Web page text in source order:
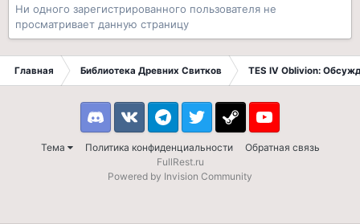
Ни одного зарегистрированного пользователя не
просматривает данную страницу
Главная Библиотека Древних Свитков TES IV Oblivion:
Тема Политика конфиденциальности Обратная связь
DiscordVK TelegramTwitter Steam Youtube
FullRest.ru
Powered by Invision Community